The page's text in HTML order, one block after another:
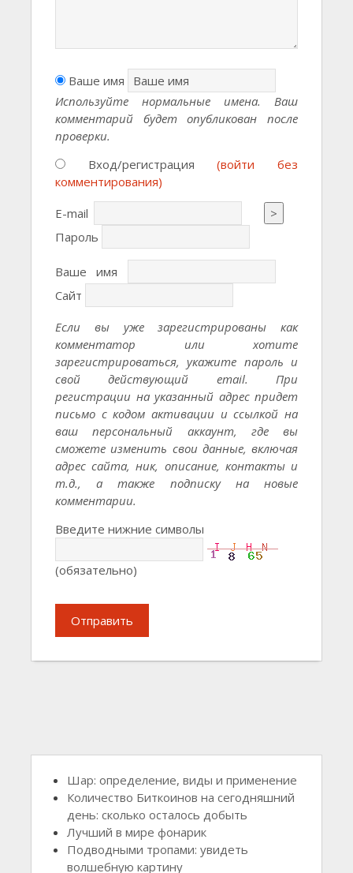
Ваше имя
Используйте нормальные имена. Ваш
комментарий будет опубликован после
проверки.
Вход/регистрация(войти без
комментирования)
E-mail
>
Пароль
Ваше имя
Сайт
Если вы уже зарегистрированы как
комментатор или хотите
зарегистрироваться, укажите пароль и
свой действующий email. При
регистрации на указанный адрес придет
письмо с кодом активации и ссылкой на
ваш персональный аккаунт, где вы
сможете изменить свои данные, включая
адрес сайта, ник, описание, контакты и
т.д., а также подписку на новые
комментарии.
Введите нижние символы
(обязательно)
Отправить
Шар: определение, виды и применение
Количество Биткоинов на сегодняшний
день: сколько осталось добыть
Лучший в мире фонарик
Подводными тропами: увидеть
волшебную картину